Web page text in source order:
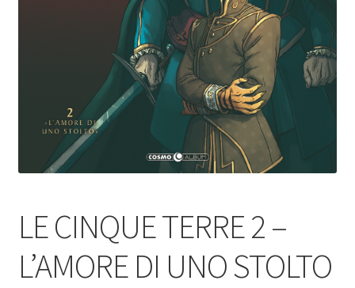
LE CINQUE TERRE 2 –
L’AMORE DI UNO STOLTO